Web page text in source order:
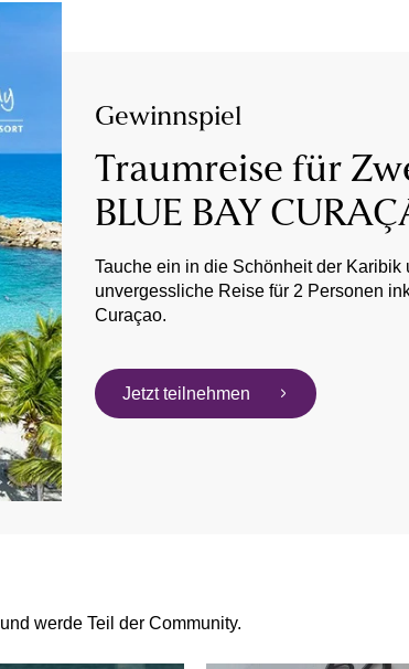
Gewinnspiel
Traumreise für
BLUE BAY
Tauche ein in die Schönheit der Karibik
unvergessliche Reise für 2 Personen
Curaçao.
Jetzt teilnehmen
werde Teil der Community.